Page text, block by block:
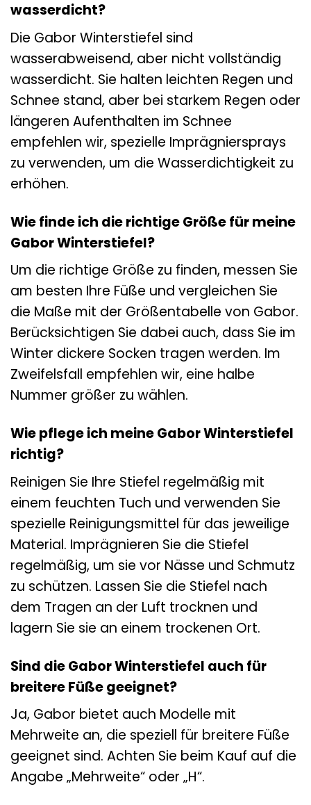
wasserdicht?
Die Gabor Winterstiefel sind
wasserabweisend, aber nicht vollständig
wasserdicht. Sie halten leichten Regen und
Schnee stand, aber bei starkem Regen oder
längeren Aufenthalten im Schnee
empfehlen wir, spezielle Imprägniersprays
zu verwenden, um die Wasserdichtigkeit zu
erhöhen.
Wie finde ich die richtige Größe für meine
Gabor Winterstiefel?
Um die richtige Größe zu finden, messen Sie
am besten Ihre Füße und vergleichen Sie
die Maße mit der Größentabelle von Gabor.
Berücksichtigen Sie dabei auch, dass Sie im
Winter dickere Socken tragen werden. Im
Zweifelsfall empfehlen wir, eine halbe
Nummer größer zu wählen.
Wie pflege ich meine Gabor Winterstiefel
richtig?
Reinigen Sie Ihre Stiefel regelmäßig mit
einem feuchten Tuch und verwenden Sie
spezielle Reinigungsmittel für das jeweilige
Material. Imprägnieren Sie die Stiefel
regelmäßig, um sie vor Nässe und Schmutz
zu schützen. Lassen Sie die Stiefel nach
dem Tragen an der Luft trocknen und
lagern Sie sie an einem trockenen Ort.
Sind die Gabor Winterstiefel auch für
breitere Füße geeignet?
Ja, Gabor bietet auch Modelle mit
Mehrweite an, die speziell für breitere Füße
geeignet sind. Achten Sie beim Kauf auf die
Angabe „Mehrweite“ oder „H“.